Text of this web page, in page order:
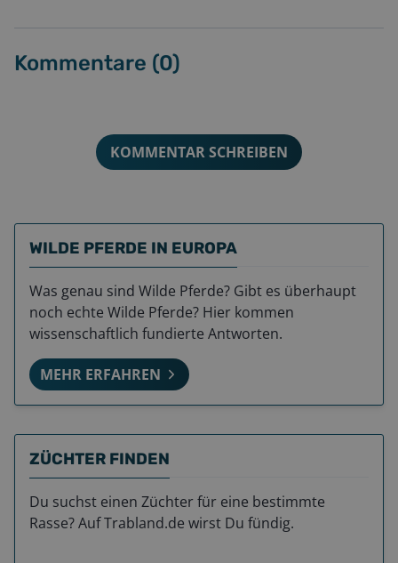
Kommentare (0)
KOMMENTAR SCHREIBEN
WILDE PFERDE IN EUROPA
Was genau sind Wilde Pferde? Gibt es überhaupt
noch echte Wilde Pferde? Hier kommen
wissenschaftlich fundierte Antworten.
MEHR ERFAHREN
ZÜCHTER FINDEN
Du suchst einen Züchter für eine bestimmte
Rasse? Auf Trabland.de wirst Du fündig.